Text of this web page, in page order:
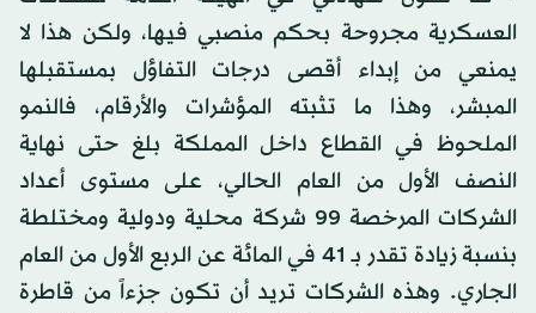
العسكرية مجروحة بحكم منصبي فيها، ولكن هذا لا
يمنعي من إبداء أقصى درجات التفاؤل بمستقبلها
المبشر، وهذا ما تثبته المؤشرات والأرقام، فالنمو
الملحوظ في القطاع داخل المملكة بلغ حتى نهاية
النصف الأول من العام الحالي، على مستوى أعداد
الشركات المرخصة 99 شركة محلية ودولية ومختلطة
بنسبة زيادة تقدر بـ 41 في المائة عن الربع الأول من العام
الجاري. وهذه الشركات تريد أن تكون جزءاً من قاطرة